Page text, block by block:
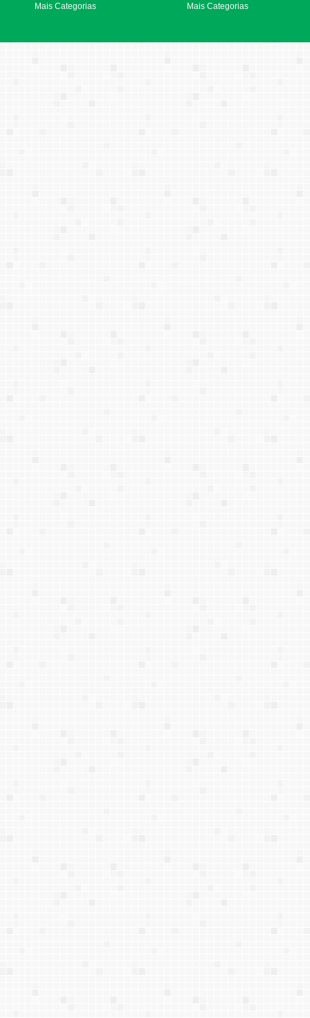
Mais Categorias
Mais Categorias